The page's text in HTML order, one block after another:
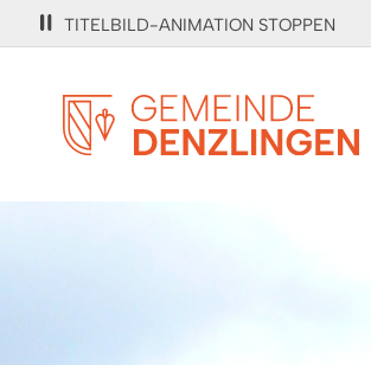
TITELBILD-ANIMATION STOPPEN